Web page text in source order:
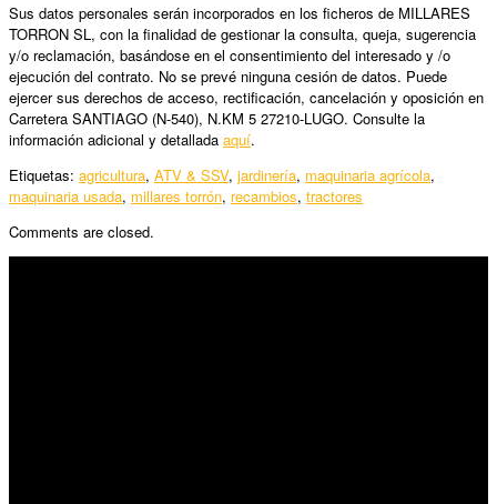
Sus datos personales serán incorporados en los ficheros de MILLARES
TORRON SL, con la finalidad de gestionar la consulta, queja, sugerencia
y/o reclamación, basándose en el consentimiento del interesado y /o
ejecución del contrato. No se prevé ninguna cesión de datos. Puede
ejercer sus derechos de acceso, rectificación, cancelación y oposición en
Carretera SANTIAGO (N-540), N.KM 5 27210-LUGO. Consulte la
información adicional y detallada aquí.
Etiquetas: agricultura, ATV & SSV, jardinería, maquinaria agrícola,
maquinaria usada, millares torrón, recambios, tractores
Comments are closed.